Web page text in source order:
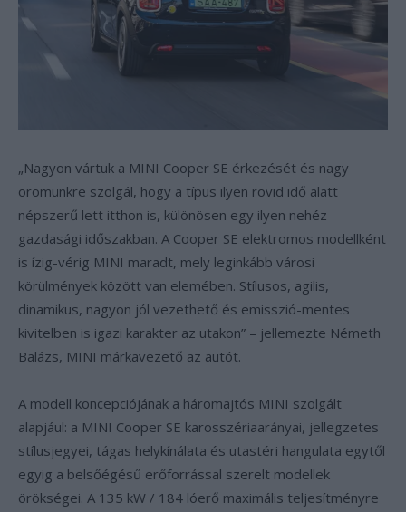
„Nagyon vártuk a MINI Cooper SE érkezését és nagy
örömünkre szolgál, hogy a típus ilyen rövid idő alatt
népszerű lett itthon is, különösen egy ilyen nehéz
gazdasági időszakban. A Cooper SE elektromos modellként
is ízig-vérig MINI maradt, mely leginkább városi
körülmények között van elemében. Stílusos, agilis,
dinamikus, nagyon jól vezethető és emisszió-mentes
kivitelben is igazi karakter az utakon” – jellemezte Németh
Balázs, MINI márkavezető az autót.
A modell koncepciójának a háromajtós MINI szolgált
alapjául: a MINI Cooper SE karosszériaarányai, jellegzetes
stílusjegyei, tágas helykínálata és utastéri hangulata egytől
egyig a belsőégésű erőforrással szerelt modellek
örökségei. A 135 kW / 184 lóerő maximális teljesítményre